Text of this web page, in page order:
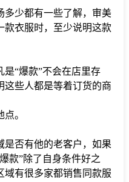
多少都有一些了解，审美
款衣服时，至少说明这款
“爆款”不会在店里存
这些人都是等着订货的商
。
是否有他的老客户，如果
款”除了自身条件好之
域有很多家都销售同款服